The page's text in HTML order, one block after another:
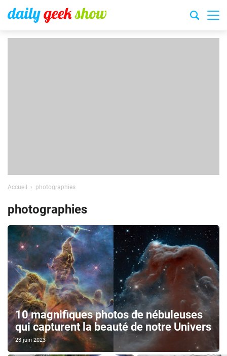
Accueil photographies
photographies
10 magnifiques photos de nébuleuses
qui capturent la beauté de notre Univers
23 juin 2023